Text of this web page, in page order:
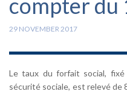
compter du
29 NOVEMBER 2017
Le taux du forfait social,
sécurité sociale, est relevé de